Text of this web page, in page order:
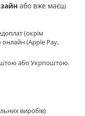
або вже маєш
(окрім
онлайн (Apple Pay,
або Укрпоштою.
виробів)